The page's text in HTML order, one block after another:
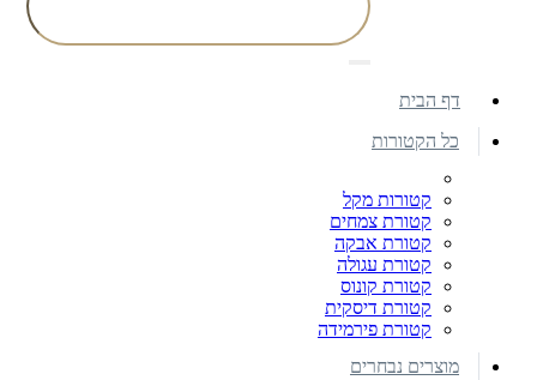
דף הבית
כל הקטורות
קטורות מקל
קטורת צמחים
קטורת אבקה
קטורת עגולה
קטורת קונוס
קטורת דיסקית
קטורת פירמידה
מוצרים נבחרים